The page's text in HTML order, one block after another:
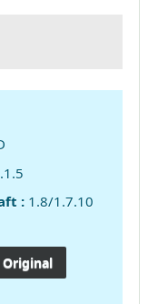
: 1.8/1.7.10
Original